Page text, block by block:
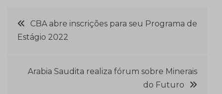
Navegação
Post
CBA abre inscrições para seu Programa de
Estágio 2022
Arabia Saudita realiza fórum sobre Minerais
do Futuro